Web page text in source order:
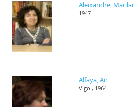
Aleixandre, Marilar
1947
Alfaya, An
Vigo , 1964